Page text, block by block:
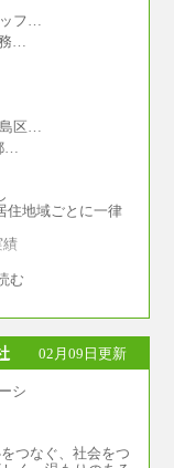
フ…
…
区…
住地域ごとに一律
績
給） 】※一律地域
む
02月09日更新
つなぐ、社会をつ